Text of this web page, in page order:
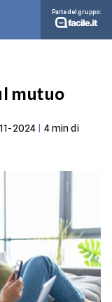
Parte del gruppo:
mutuo
2024 4min di